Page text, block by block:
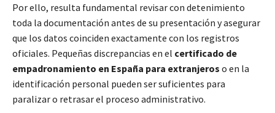
Por ello, resulta fundamental revisar con detenimiento
toda la documentación antes de su presentación y asegurar
que los datos coinciden exactamente con los registros
oficiales. Pequeñas discrepancias en el certificado de
empadronamiento en España para extranjeros o en la
identificación personal pueden ser suficientes para
paralizar o retrasar el proceso administrativo.